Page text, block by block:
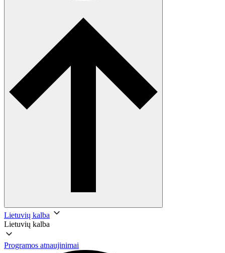
Lietuvių kalba
Lietuvių kalba
Programos atnaujinimai